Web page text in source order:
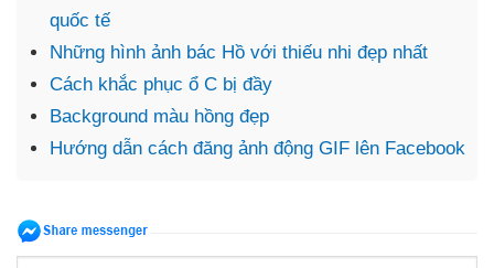
quốc tế
Những hình ảnh bác Hồ với thiếu nhi đẹp nhất
Cách khắc phục ổ C bị đầy
Background màu hồng đẹp
Hướng dẫn cách đăng ảnh động GIF lên Facebook